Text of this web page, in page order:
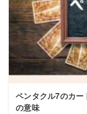
ペンタクル7のカ
の意味